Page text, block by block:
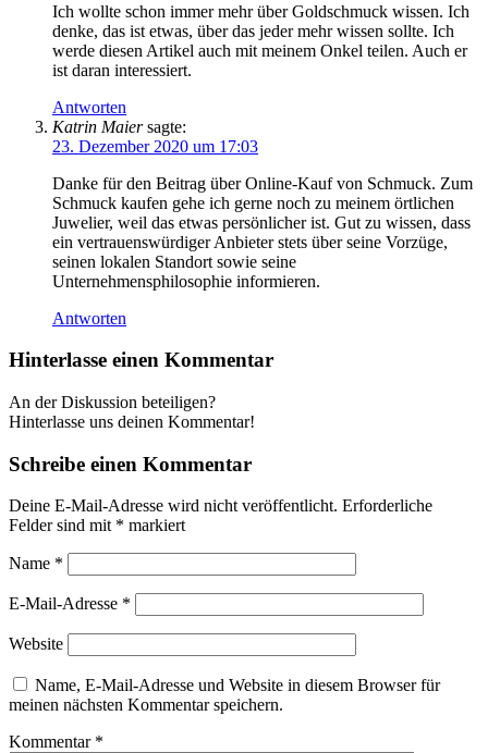
Ich wollte schon immer mehr über Goldschmuck wissen. Ich
denke, das ist etwas, über das jeder mehr wissen sollte. Ich
werde diesen Artikel auch mit meinem Onkel teilen. Auch er
ist daran interessiert.
Antworten
Katrin Maier sagte:
23. Dezember 2020 um 17:03
Danke für den Beitrag über Online-Kauf von Schmuck. Zum
Schmuck kaufen gehe ich gerne noch zu meinem örtlichen
Juwelier, weil das etwas persönlicher ist. Gut zu wissen, dass
ein vertrauenswürdiger Anbieter stets über seine Vorzüge,
seinen lokalen Standort sowie seine
Unternehmensphilosophie informieren.
Antworten
Hinterlasse einen Kommentar
An der Diskussion beteiligen?
Hinterlasse uns deinen Kommentar!
Schreibe einen Kommentar
Deine E-Mail-Adresse wird nicht veröffentlicht. Erforderliche
Felder sind mit * markiert
Name *
E-Mail-Adresse *
Website
Name, E-Mail-Adresse und Website in diesem Browser für
meinen nächsten Kommentar speichern.
Kommentar *